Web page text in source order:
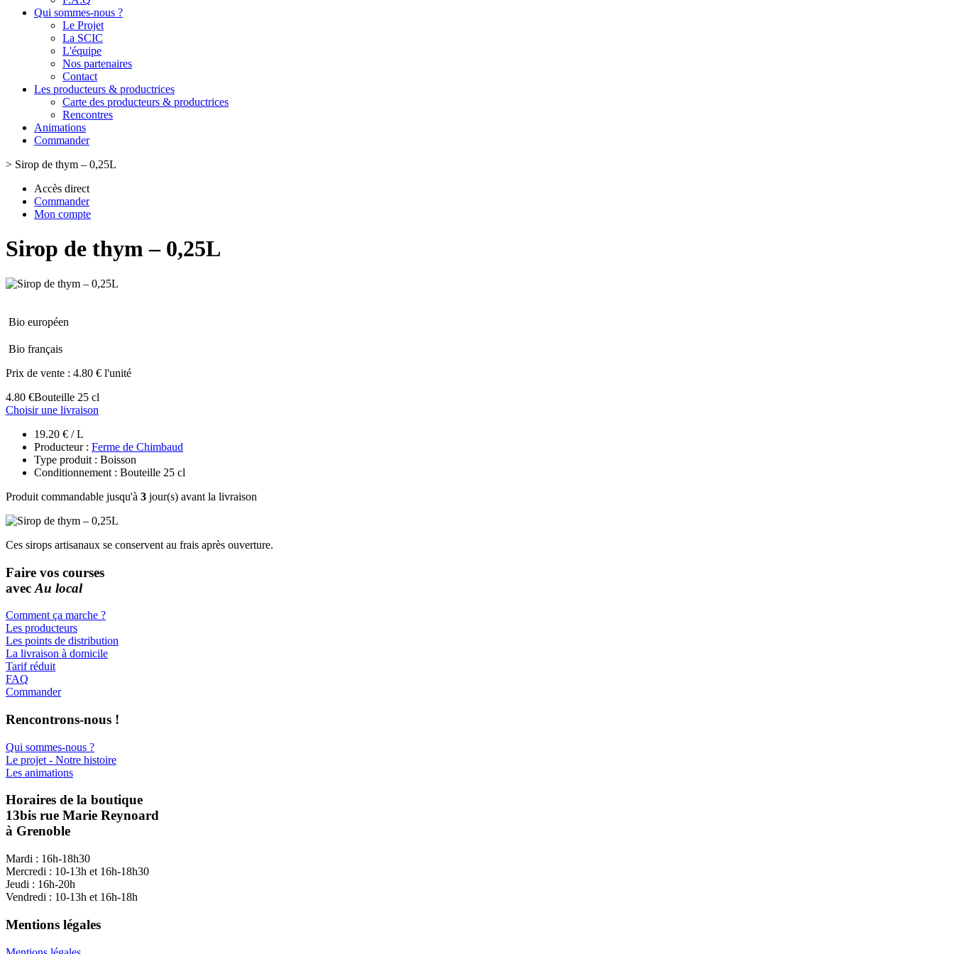
Qui sommes-nous ?
Le Projet
La SCIC
L'équipe
Nos partenaires
Contact
Les producteurs & productrices
Carte des producteurs & productrices
Rencontres
Animations
Commander
> Sirop de thym – 0,25L
Accès direct
Commander
Mon compte
Sirop de thym – 0,25L
Bio européen
Bio français
Prix de vente : 4.80 € l'unité
4.80 €Bouteille 25 cl
Choisir une livraison
19.20 € / L
Producteur : Ferme de Chimbaud
Type produit : Boisson
Conditionnement : Bouteille 25 cl
Produit commandable jusqu'à 3 jour(s) avant la livraison
Ces sirops artisanaux se conservent au frais après ouverture.
Faire vos courses
avec Au local
Comment ça marche ?
Les producteurs
Les points de distribution
La livraison à domicile
Tarif réduit
FAQ
Commander
Rencontrons-nous !
Qui sommes-nous ?
Le projet - Notre histoire
Les animations
Horaires de la boutique
13bis rue Marie Reynoard
à Grenoble
Mardi : 16h-18h30
Mercredi : 10-13h et 16h-18h30
Jeudi : 16h-20h
Vendredi : 10-13h et 16h-18h
Mentions légales